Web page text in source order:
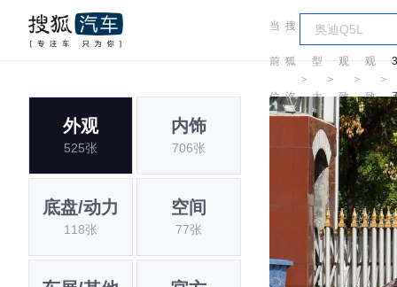
当
前
位
搜
狐
汽
＞
车
型
大
全
＞
观
致
＞
观
致
＞
3
外观
525张
内饰
706张
底盘/动力
118张
空间
77张